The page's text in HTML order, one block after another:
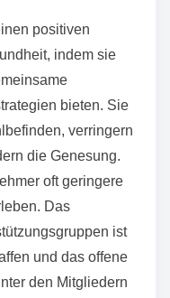
positiven
indem sie
bieten. Sie
verringern
die Genesung.
oft geringere
Das
ist
und das offene
den Mitgliedern